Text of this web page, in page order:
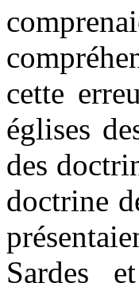
cette
églises
des
doctrine
Sardes